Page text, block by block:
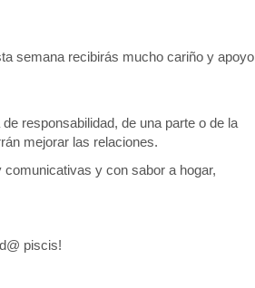
semana recibirás mucho cariño y apoyo
responsabilidad, de una parte o de la
mejorar las relaciones.
y con sabor a hogar,
piscis!